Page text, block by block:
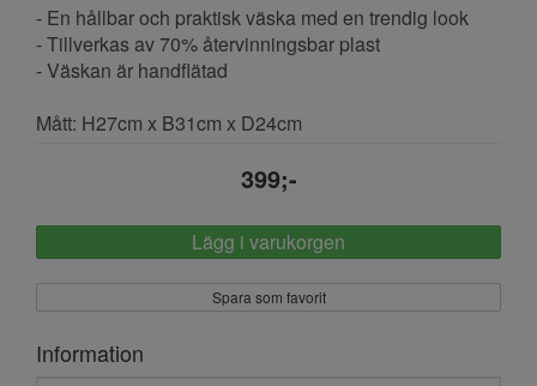
- En hållbar och praktisk väska med en trendig look
- Tillverkas av 70% återvinningsbar plast
- Väskan är handflätad
Mått: H27cm x B31cm x D24cm
399;-
Lägg i varukorgen
Spara som favorit
Information